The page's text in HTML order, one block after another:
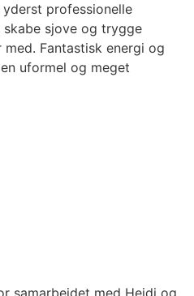
professionelle
sjove og trygge
Fantastisk energi og
uformel og meget